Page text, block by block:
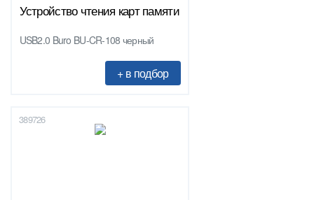
Устройство чтения карт памяти
USB2.0 Buro BU-CR-108 черный
389726